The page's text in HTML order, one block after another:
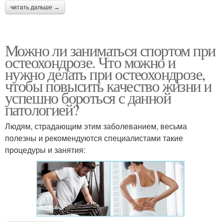
читать дальше →
Можно ли заниматься спортом при
остеохондрозе. Что можно и
нужно делать при остеохондрозе,
чтобы повысить качество жизни и
успешно бороться с данной
патологией?
Людям, страдающим этим заболеванием, весьма
полезны и рекомендуются специалистами такие
процедуры и занятия: